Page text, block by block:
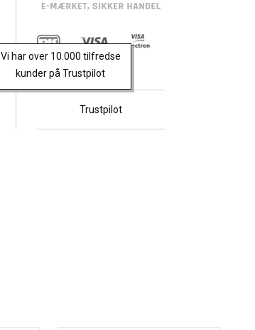
Vi har over 10.000 tilfredse
kunder på Trustpilot
Trustpilot